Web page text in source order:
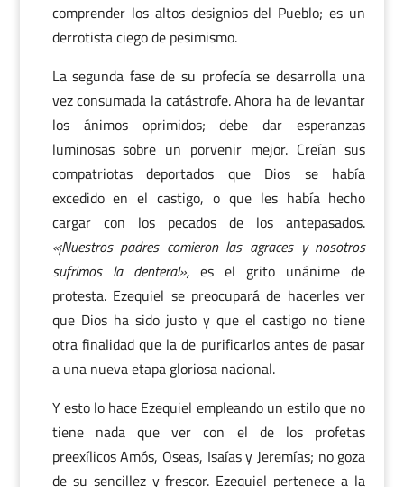
comprender los altos designios del Pueblo; es un
derrotista ciego de pesimismo.
La segunda fase de su profecía se desarrolla una
vez consumada la catástrofe. Ahora ha de levantar
los ánimos oprimidos; debe dar esperanzas
luminosas sobre un porvenir mejor. Creían sus
compatriotas deportados que Dios se había
excedido en el castigo, o que les había hecho
cargar con los pecados de los antepasados.
«¡Nuestros padres comieron las agraces y nosotros
sufrimos la dentera!»,es el grito unánime de
protesta. Ezequiel se preocupará de hacerles ver
que Dios ha sido justo y que el castigo no tiene
otra finalidad que la de purificarlos antes de pasar
a una nueva etapa gloriosa nacional.
Y esto lo hace Ezequiel empleando un estilo que no
tiene nada que ver con el de los profetas
preexílicos Amós, Oseas, Isaías y Jeremías; no goza
de su sencillez y frescor. Ezequiel pertenece a la